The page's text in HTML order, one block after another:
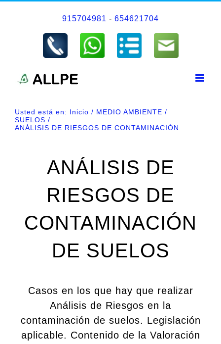
915704981 - 654621704
Usted está en: Inicio
MEDIO AMBIENTE
SUELOS
ANÁLISIS DE RIESGOS DE CONTAMINACIÓN
ANÁLISIS DE
RIESGOS DE
CONTAMINACIÓN
DE SUELOS
Casos en los que hay que realizar
Análisis de Riesgos en la
contaminación de suelos. Legislación
aplicable. Contenido de la Valoración